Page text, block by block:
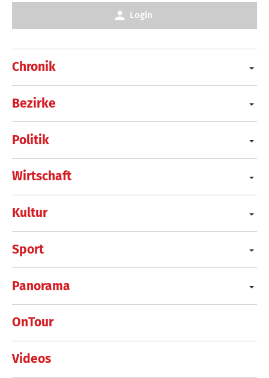
Chronik
Bezirke
Politik
Wirtschaft
Kultur
Sport
Panorama
OnTour
Videos
Login